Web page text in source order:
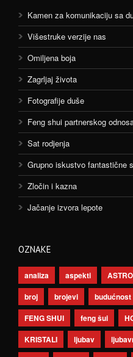
Kamen za komunikaciju sa
Višestruke verzije nas
Omiljena boja
Zagrljaj života
Fotografije duše
Feng shui partnerskog
Sat rodjenja
Grupno iskustvo fantastične
Zločin i kazna
Jačanje izvora lepote
OZNAKE
analiza aspekti
broj
brojevi budućnost
FENG SHUI
feng šui
KRISTALI
ljubav